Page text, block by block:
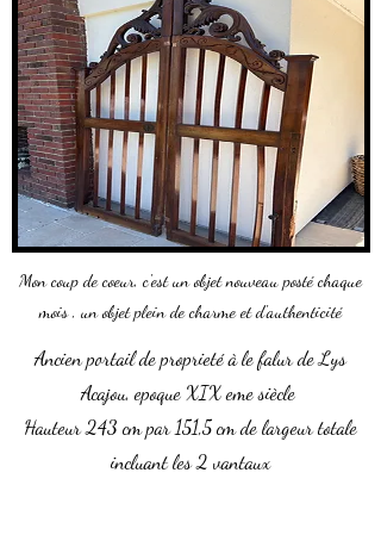
Mon coup de coeur, c'est un objet nouveau posté chaque
mois , un objet plein de charme et d'authenticité
Ancien portail de proprieté à le falur de Lys
Acajou, epoque XIX eme siècle
Hauteur 243 cm par 151,5 cm de largeur totale
incluant les 2 vantaux